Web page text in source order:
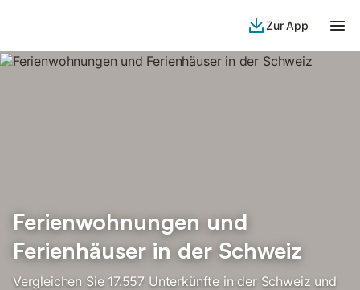
Zur App
Ferienwohnungen und
Ferienhäuser in der Schweiz
Vergleichen Sie 17.557 Unterkünfte in der Schweiz und